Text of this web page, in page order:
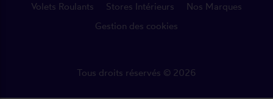
Volets Roulants
Stores Intérieurs
Nos Marques
Gestion des cookies
Tous droits réservés © 2026